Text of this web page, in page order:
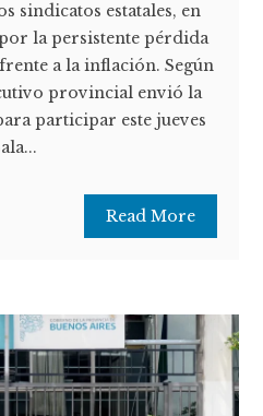
sindicatos estatales, en
la persistente pérdida
a la inflación. Según
provincial envió la
participar este jueves
Read More